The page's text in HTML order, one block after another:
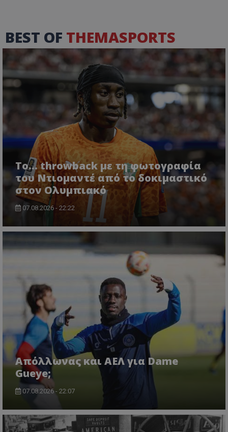
BEST OF THEMASPORTS
Το... throwback με τη φωτογραφία
του Ντιομαντέ από το δοκιμαστικό
στον Ολυμπιακό
07.08.2026 - 22:22
Απόλλωνας και ΑΕΛ για Dame
Gueye;
07.08.2026 - 22:07